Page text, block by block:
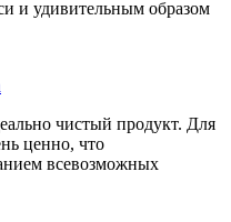
и удивительным образом
чистый продукт. Для
ценно, что
всевозможных